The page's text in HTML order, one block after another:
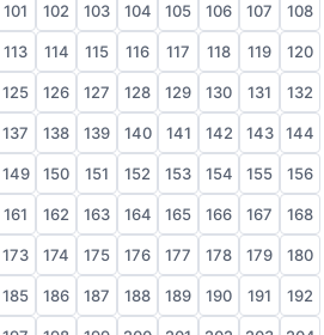
101 102 103 104 105 106 107 108
113 114 115 116 117 118 119 120
125 126 127 128 129 130 131 132
137 138 139 140 141 142 143 144
149 150 151 152 153 154 155 156
161 162 163 164 165 166 167 168
173 174 175 176 177 178 179 180
185 186 187 188 189 190 191 192